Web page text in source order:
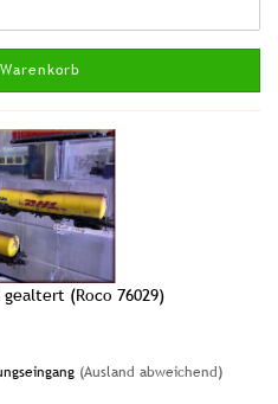
gealtert (Roco 76029)
(Ausland abweichend)